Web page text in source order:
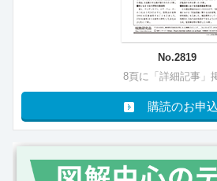
No.2819
8頁に「詳細記事」
購読のお申